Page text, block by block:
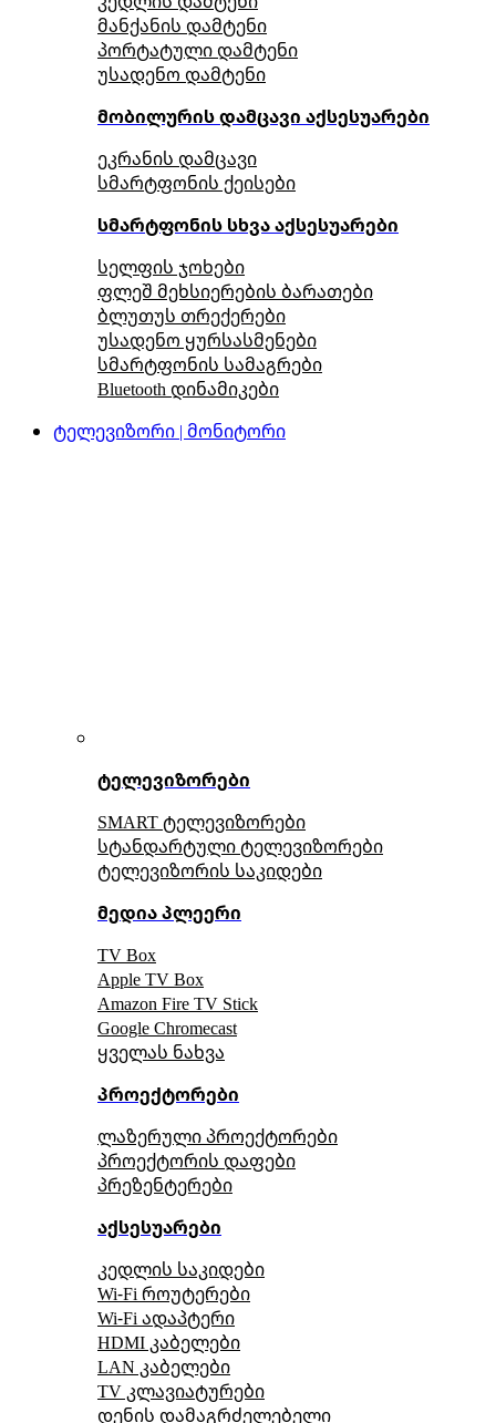
მანქანის დამტენი
პორტატული დამტენი
უსადენო დამტენი
მობილურის დამცავი აქსესუარები
ეკრანის დამცავი
სმარტფონის ქეისები
სმარტფონის სხვა აქსესუარები
სელფის ჯოხები
ფლეშ მეხსიერების ბარათები
ბლუთუს თრექერები
უსადენო ყურსასმენები
სმარტფონის სამაგრები
Bluetooth დინამიკები
ტელევიზორი | მონიტორი
ტელევიზორები
SMART ტელევიზორები
სტანდარტული ტელევიზორები
ტელევიზორის საკიდები
მედია პლეერი
TV Box
Apple TV Box
Amazon Fire TV Stick
Google Chromecast
ყველას ნახვა
პროექტორები
ლაზერული პროექტორები
პროექტორის დაფები
პრეზენტერები
აქსესუარები
კედლის საკიდები
Wi-Fi როუტერები
Wi-Fi ადაპტერი
HDMI კაბელები
LAN კაბელები
TV კლავიატურები
დენის დამაგრძელებელი